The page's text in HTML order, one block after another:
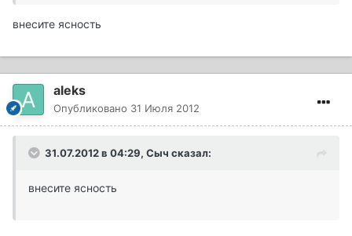
внесите ясность
aleks
Опубликовано 31 Июля 2012
31.07.2012 в 04:29, Сыч сказал:
внесите ясность